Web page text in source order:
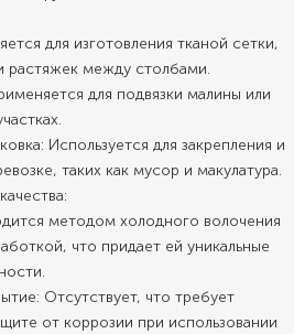
для изготовления тканой сетки,
растяжек между столбами.
для подвязки малины или
Используется для закрепления и
таких как мусор и макулатура.
методом холодного волочения
что придает ей уникальные
Отсутствует, что требует
от коррозии при использовании